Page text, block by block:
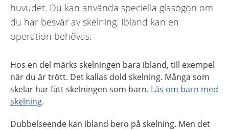
huvudet. Du kan använda speciella glasögon om
du har besvär av skelning. Ibland kan en
operation behövas.
Hos en del märks skelningen bara ibland, till exempel
när du är trött. Det kallas dold skelning. Många som
skelar har fått skelningen som barn. Läs om barn med
skelning.
Dubbelseende kan ibland bero på skelning. Men det